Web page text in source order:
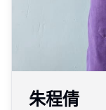
朱程倩